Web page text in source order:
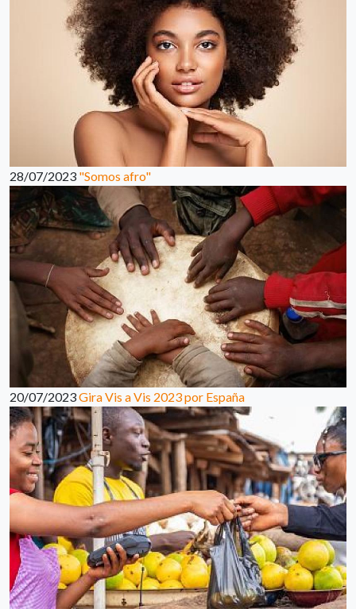
28/07/2023 "Somos afro"
20/07/2023Gira Vis a Vis 2023 por España